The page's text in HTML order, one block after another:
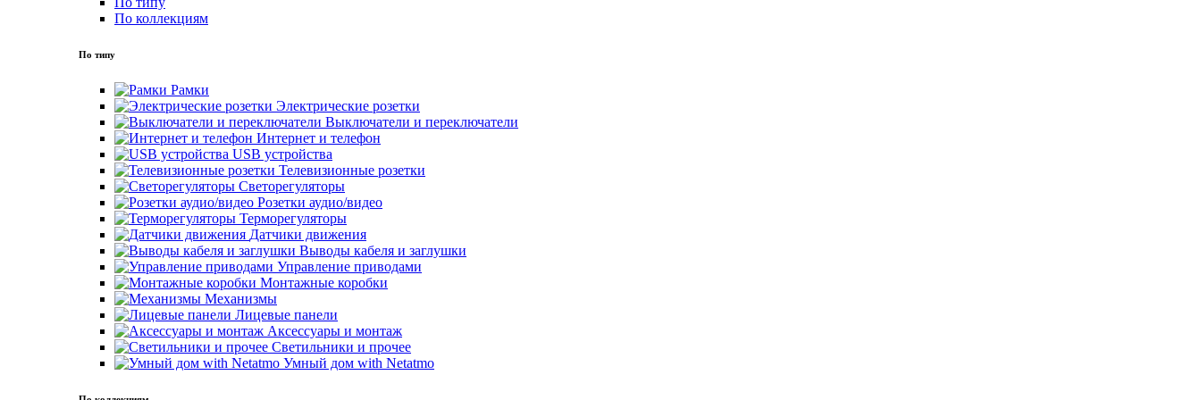
По коллекциям
По типу
Рамки
Электрические розетки
Выключатели и переключатели
Интернет и телефон
USB устройства
Телевизионные розетки
Светорегуляторы
Розетки аудио/видео
Терморегуляторы
Датчики движения
Выводы кабеля и заглушки
Управление приводами
Монтажные коробки
Механизмы
Лицевые панели
Аксессуары и монтаж
Светильники и прочее
Умный дом with Netatmo